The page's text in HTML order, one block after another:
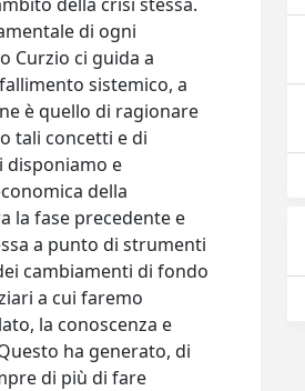
di ogni
Curzio ci guida a
sistemico, a
è quello di ragionare
tali concetti e di
disponiamo e
della
la fase precedente e
a punto di strumenti
cambiamenti di fondo
a cui faremo
la conoscenza e
ha generato, di
di più di fare